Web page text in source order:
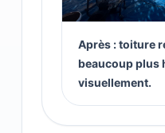
Après : toiture
beaucoup plus
visuellement.